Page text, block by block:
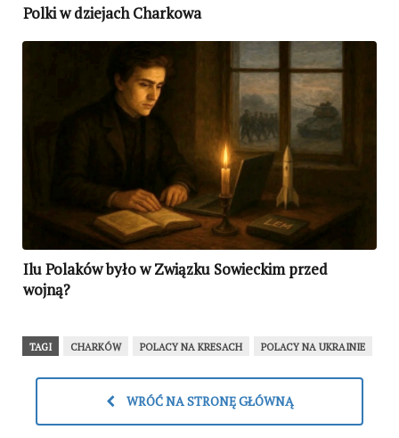
Polki w dziejach Charkowa
Ilu Polaków było w Związku Sowieckim przed
wojną?
TAGI CHARKÓW POLACY NA KRESACH POLACY NA UKRAINIE
WRÓĆ NA STRONĘ GŁÓWNĄ